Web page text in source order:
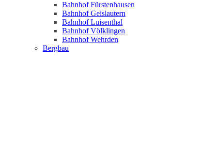
Bahnhof Fürstenhausen
Bahnhof Geislautern
Bahnhof Luisenthal
Bahnhof Völklingen
Bahnhof Wehrden
Bergbau